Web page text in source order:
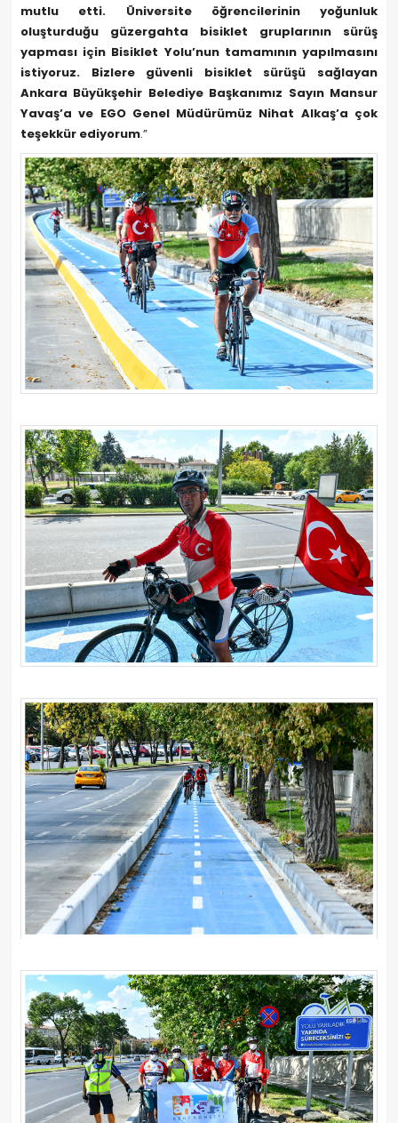
mutlu etti. Üniversite öğrencilerinin yoğunluk
oluşturduğu güzergahta bisiklet gruplarının sürüş
yapması için Bisiklet Yolu’nun tamamının yapılmasını
istiyoruz. Bizlere güvenli bisiklet sürüşü sağlayan
Ankara Büyükşehir Belediye Başkanımız Sayın Mansur
Yavaş’a ve EGO Genel Müdürümüz Nihat Alkaş’a çok
teşekkür ediyorum.”